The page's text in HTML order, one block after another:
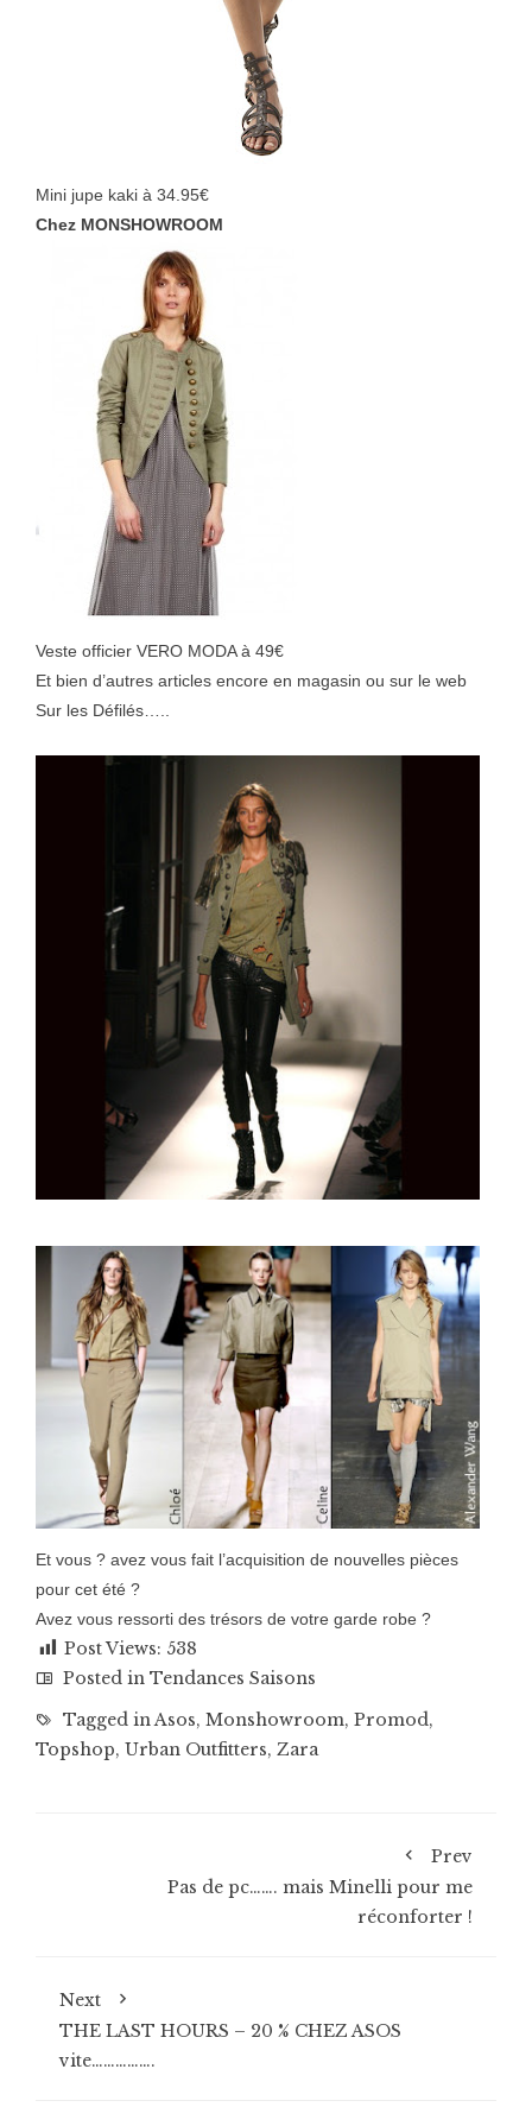
Mini jupe kaki à 34.95€
Chez MONSHOWROOM
Veste officier VERO MODA à 49€
Et bien d’autres articles encore en magasin ou sur le web
Sur les Défilés…..
Et vous ? avez vous fait l’acquisition de nouvelles pièces
pour cet été ?
Avez vous ressorti des trésors de votre garde robe ?
Post Views: 538
Posted in Tendances Saisons
Tagged inAsos, Monshowroom, Promod,
Topshop, Urban Outfitters, Zara
Prev
Pas de pc……. mais Minelli pour me
réconforter !
Next
THE LAST HOURS – 20 % CHEZ ASOS
vite…………….